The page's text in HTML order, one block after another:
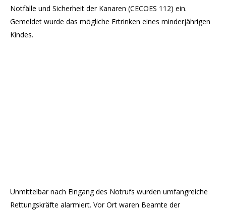
Notfälle und Sicherheit der Kanaren (CECOES 112) ein.
Gemeldet wurde das mögliche Ertrinken eines minderjährigen
Kindes.
Unmittelbar nach Eingang des Notrufs wurden umfangreiche
Rettungskräfte alarmiert. Vor Ort waren Beamte der